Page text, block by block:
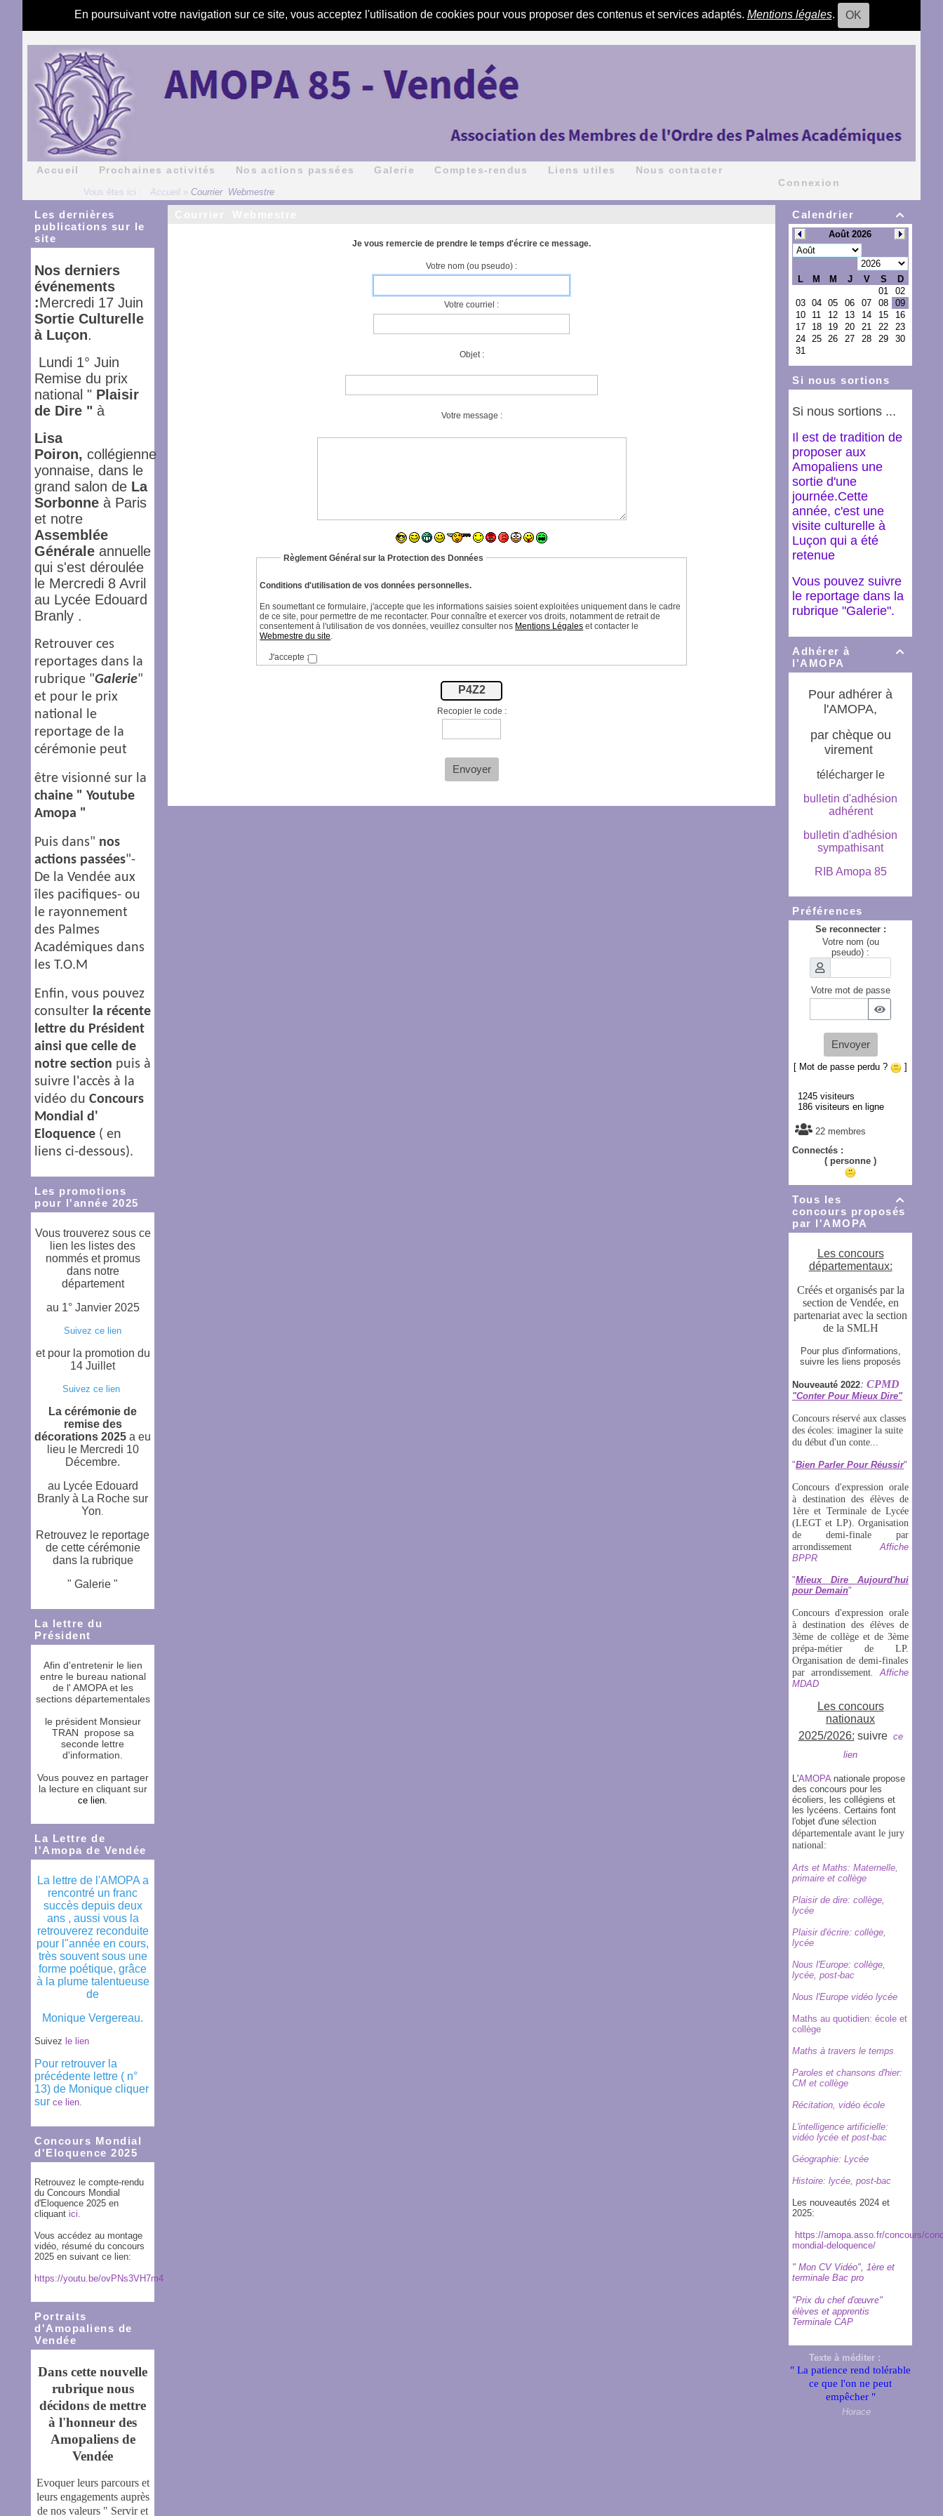
En poursuivant votre navigation sur ce site, vous acceptez l'utilisation de cookies pour vous proposer des contenus et services adaptés. Mentions légales. OK
Accueil
Connexion
Prochaines activités Nos actions passées Galerie Comptes-rendus Liens utiles Nous contacter
Vous êtes ici : Accueil » Courrier Webmestre
Les dernières
publications sur le
site
Nos derniers
événements
:Mercredi 17 Juin
Sortie Culturelle
à Luçon.
Lundi 1° Juin
Remise du prix
national " Plaisir
de Dire " à
Lisa
Poiron, collégienne
yonnaise, dans le
grand salon de La
Sorbonne à Paris
et notre
Assemblée
Générale annuelle
qui s'est déroulée
le Mercredi 8 Avril
au Lycée Edouard
Branly .
Retrouver ces
reportages dans la
rubrique "Galerie"
et pour le prix
national le
reportage de la
cérémonie peut
être visionné sur la
chaine " Youtube
Amopa "
Puis dans" nos
actions passées"-
De la Vendée aux
îles pacifiques- ou
le rayonnement
des Palmes
Académiques dans
les T.O.M
Enfin, vous pouvez
consulter la récente
lettre du Président
ainsi que celle de
notre section puis à
suivre l'accès à la
vidéo du Concours
Mondial d'
Eloquence ( en
liens ci-dessous).
Les promotions
pour l'année 2025
Vous trouverez sous ce
lien les listes des
nommés et promus
dans notre
département
au 1° Janvier 2025
Suivez ce lien
et pour la promotion du
14 Juillet
Suivez ce lien
La cérémonie de
remise des
décorations 2025 a eu
lieu le Mercredi 10
Décembre.
au Lycée Edouard
Branly à La Roche sur
Yon
Retrouvez le reportage
de cette cérémonie
dans la rubrique
" Galerie "
La lettre du
Président
Afin d'entretenir le lien
entre le bureau national
de l' AMOPA et les
sections départementales
le président Monsieur
TRAN propose sa
seconde lettre
d'information.
Vous pouvez en partager
la lecture en cliquant sur
ce lien
La Lettre de
l'Amopa de Vendée
La lettre de l'AMOPA a
rencontré un franc
succès depuis deux
ans , aussi vous la
retrouverez reconduite
pour l"année en cours,
très souvent sous une
forme poétique, grâce
à la plume talentueuse
de
Monique Vergereau.
Suivez le lien
Pour retrouver la
précédente lettre ( n°
13) de Monique cliquer
sur ce lien.
Concours Mondial
d'Eloquence 2025
Retrouvez le compte-rendu
du Concours Mondial
d'Eloquence 2025 en
cliquant ici.
Vous accédez au montage
vidéo, résumé du concours
2025 en suivant ce lien:
https://youtu.be/ovPNs3VH7m4
Portraits
d'Amopaliens de
Vendée
Dans cette nouvelle
rubrique nous
décidons de mettre
à l'honneur des
Amopaliens de
Vendée
Evoquer leurs parcours et
leurs engagements auprès
de nos valeurs " Servir et
Je vous remercie de prendre le temps d'écrire ce message.
Votre nom (ou pseudo) :
Votre courriel :
Objet :
Votre message :
Règlement Général sur la Protection des Données
Conditions d'utilisation de vos données personnelles.
En soumettant ce formulaire, j'accepte que les informations saisies soient exploitées uniquement dans le cadre
de ce site, pour permettre de me recontacter. Pour connaître et exercer vos droits, notamment de retrait de
consentement à l'utilisation de vos données, veuillez consulter nos Mentions Légales et contacter le
Webmestre du site.
J'accepte :
P4Z2
Recopier le code :
Envoyer

Calendrier
Si nous sortions
Si nous sortions ...
Il est de tradition de
proposer aux
Amopaliens une
sortie d'une
journée.Cette
année, c'est une
visite culturelle à
Luçon qui a été
retenue
Vous pouvez suivre
le reportage dans la
rubrique "Galerie".

Adhérer à
l'AMOPA
Pour adhérer à
l'AMOPA,
par chèque ou
virement
télécharger le
bulletin d'adhésion
adhérent
bulletin d'adhésion
sympathisant
RIB Amopa 85
Préférences
Se reconnecter :
Votre nom (ou
pseudo) :
Votre mot de passe
Envoyer
[ Mot de passe perdu ? ]
1245 visiteurs
186 visiteurs en ligne
22 membres
Connectés :
( personne )

Tous les
concours proposés
par l'AMOPA
Les concours
départementaux:
Créés et organisés par la
section de Vendée, en
partenariat avec la section
de la SMLH
Pour plus d'informations,
suivre les liens proposés
Nouveauté 2022: CPMD
"Conter Pour Mieux Dire"
Concours réservé aux classes
des écoles: imaginer la suite
du début d'un conte...
"Bien Parler Pour Réussir"
Concours d'expression orale
à destination des élèves de
1ère et Terminale de Lycée
(LEGT et LP) . Organisation
de demi-finale par
arrondissement
Affiche
BPPR
"Mieux Dire Aujourd'hui
pour Demain"
Concours d'expression orale
à destination des élèves de
3ème de collège et de 3ème
prépa-métier de LP.
Organisation de demi-finales
par arrondissement
Affiche
MDAD
Les concours
nationaux
2025/2026: suivre ce
lien
L'AMOPA nationale propose
des concours pour les
écoliers, les collégiens et
les lycéens. Certains font
l'objet d'une sélection
départementale avant le jury
national:
Arts et Maths: Maternelle,
primaire et collège
Plaisir de dire: collège,
lycée
Plaisir d'écrire: collège,
lycée
Nous l'Europe: collège,
lycée, post-bac
Nous l'Europe vidéo lycée
Maths au quotidien: école et
collège
Maths à travers le temps
Paroles et chansons d'hier:
CM et collège
Récitation, vidéo école
L'intelligence artificielle:
vidéo lycée et post-bac
Géographie: Lycée
Histoire: lycée, post-bac
Les nouveautés 2024 et
2025:
https://amopa.asso.fr/concours/
mondial-deloquence/
" Mon CV Vidéo", 1ère et
terminale Bac pro
"Prix du chef d'œuvre"
élèves et apprentis
Terminale CAP
Texte à méditer :
" La patience rend tolérable
ce que l'on ne peut
empêcher "
Horace